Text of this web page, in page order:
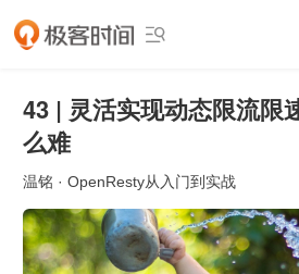

43 | 灵活实现动态限流限
么难
温铭 · OpenResty从入门到实战